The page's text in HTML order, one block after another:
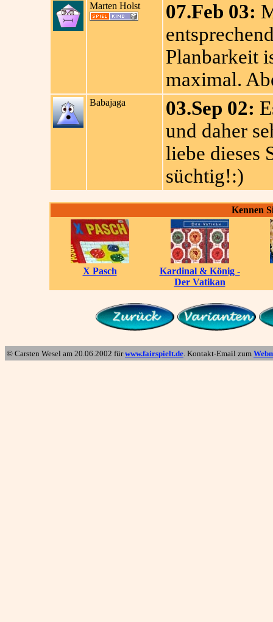
Marten Holst 07.Feb 03:
Planbarkeit
maximal.
Babajaga 03.Sep 02:
und daher
liebe dieses
süchtig!:)
Kennen
X Pasch
Kardinal & König -
Der Vatikan
© Carsten Wesel am 20.06.2002 fürwww.fairspielt.de. Kontakt-Email zum